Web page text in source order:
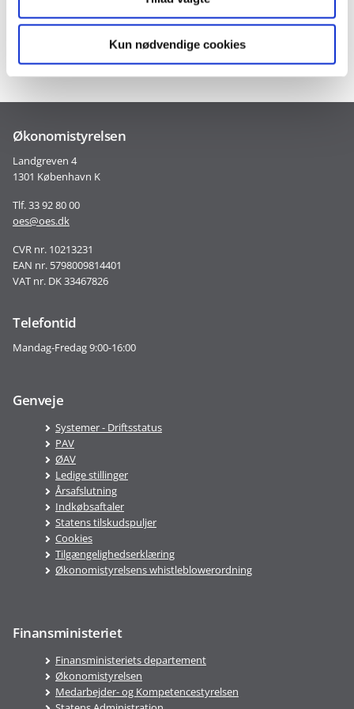
Kun nødvendige cookies
Økonomistyrelsen
Landgreven 4
1301 København K
Tlf. 33 92 80 00
oes@oes.dk
CVR nr. 10213231
EAN nr. 5798009814401
VAT nr. DK 33467826
Telefontid
Mandag-Fredag 9:00-16:00
Genveje
Systemer - Driftsstatus
PAV
ØAV
Ledige stillinger
Årsafslutning
Indkøbsaftaler
Statens tilskudspuljer
Cookies
Tilgængelighedserklæring
Økonomistyrelsens whistleblowerordning
Finansministeriet
Finansministeriets departement
Økonomistyrelsen
Medarbejder- og Kompetencestyrelsen